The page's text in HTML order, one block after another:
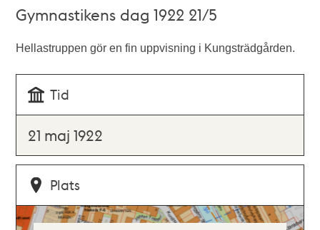
Gymnastikens dag 1922 21/5
Hellastruppen gör en fin uppvisning i Kungsträdgården.
Tid
21 maj 1922
Plats